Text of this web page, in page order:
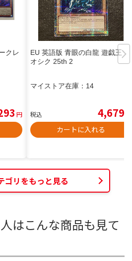
クレ
円
EU 英語版 青眼の白龍 遊戯王 ク
オシク 25th 2
マイストア在庫： 14
税込 4,679
カートに入れる
ゴリをもっと見る
はこんな商品も見て